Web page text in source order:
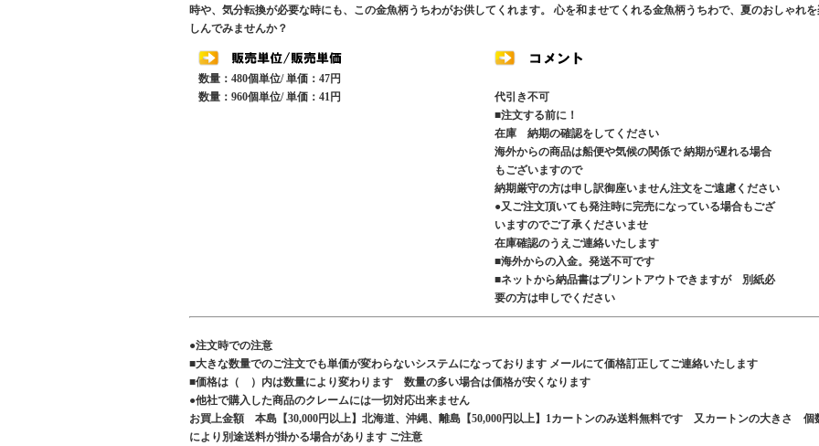
時や、気分転換が必要な時にも、この金魚柄うちわがお供してくれます。 心を和ませてくれる金魚柄うちわで、夏のおしゃれ
しんでみませんか？
数量：480個単位/ 単価：47円
数量：960個単位/ 単価：41円
代引き不可
■注文する前に！
在庫 納期の確認をしてください
海外からの商品は船便や気候の関係で 納期が遅れる場合
もございますので
納期厳守の方は申し訳御座いません注文をご遠慮ください
●又ご注文頂いても発注時に完売になっている場合もござ
いますのでご了承くださいませ
在庫確認のうえご連絡いたします
■海外からの入金。発送不可です
■ネットから納品書はプリントアウトできますが 別紙必
要の方は申しでください
●注文時での注意
■大きな数量でのご注文でも単価が変わらないシステムになっております メールにて価格訂正してご連絡いたします
■価格は（ ）内は数量により変わります 数量の多い場合は価格が安くなります
●他社で購入した商品のクレームには一切対応出来ません
お買上金額 本島【30,000円以上】北海道、沖縄、離島【50,000円以上】1カートンのみ送料無料です 又カートンの大きさ 個
により別途送料が掛かる場合があります ご注意